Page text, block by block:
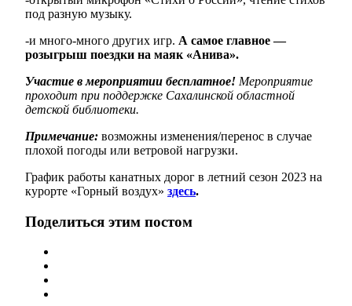
под разную музыку.
-и много-много других игр. А самое главное —
розыгрыш поездки на маяк «Анива».
Участие в мероприятии бесплатное! Мероприятие
проходит при поддержке Сахалинской областной
детской библиотеки.
Примечание: возможны изменения/перенос в случае
плохой погоды или ветровой нагрузки.
График работы канатных дорог в летний сезон 2023 на
курорте «Горный воздух» здесь.
Поделиться этим постом